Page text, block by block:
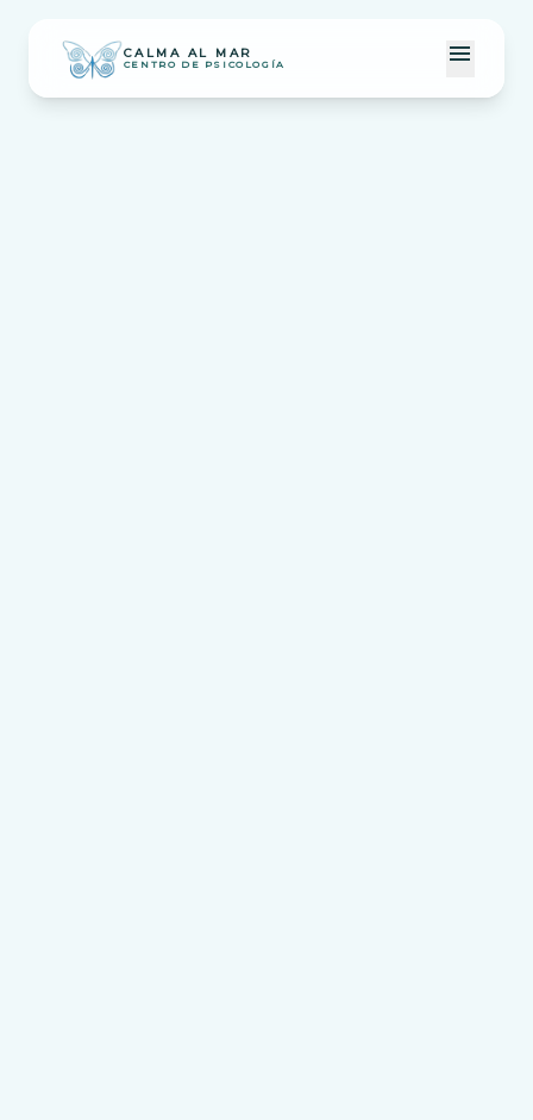
CALMA AL MAR
CENTRO DE PSICOLOGÍA menu